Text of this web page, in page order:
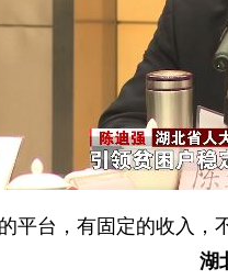
台，有固定的收入，
湖